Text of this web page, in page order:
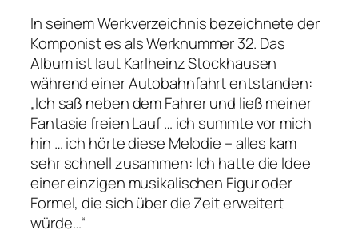
In seinem Werkverzeichnis bezeichnete der
Komponist es als Werknummer 32. Das
Album ist laut Karlheinz Stockhausen
während einer Autobahnfahrt entstanden:
„Ich saß neben dem Fahrer und ließ meiner
Fantasie freien Lauf … ich summte vor mich
hin … ich hörte diese Melodie – alles kam
sehr schnell zusammen: Ich hatte die Idee
einer einzigen musikalischen Figur oder
Formel, die sich über die Zeit erweitert
würde…“